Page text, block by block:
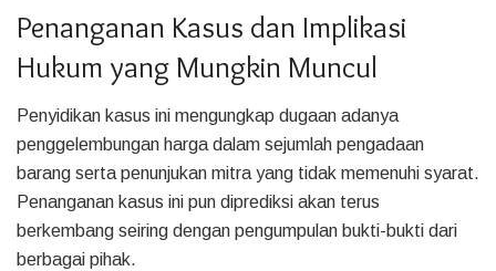
Penanganan Kasus dan Implikasi
Hukum yang Mungkin Muncul
Penyidikan kasus ini mengungkap dugaan adanya
penggelembungan harga dalam sejumlah pengadaan
barang serta penunjukan mitra yang tidak memenuhi syarat.
Penanganan kasus ini pun diprediksi akan terus
berkembang seiring dengan pengumpulan bukti-bukti dari
berbagai pihak.